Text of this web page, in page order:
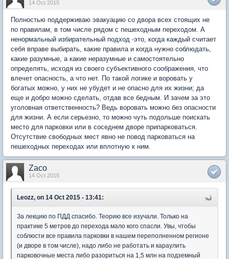
14 Oct 2015
Полностью поддерживаю эвакуацию со двора всех стоящих не
по правилам, в том числе рядом с пешеходным переходом. А
ненормальный избирательный подход -это, когда каждый считает
себя вправе выбирать, какие правила и когда нужно соблюдать,
какие разумные, а какие неразумные и самостоятельно
определять, исходя из своего субъективного соображения, что
влечет опасность, а что нет. По такой логике и воровать у
богатых можно, у них не убудет и не опасно для их жизни; да
еще и добро можно сделать, отдав все бедным. И зачем за это
уголовная ответственность? Ведь воровать можно без опасности
для жизни. А если серьезно, то можно чуть подольше поискать
место для парковки или в соседнем дворе припарковаться.
Отсутствие свободных мест явно не повод парковаться на
пешеходных переходах или вплотную к ним.
Zaco
14 Oct 2015
Leozz, on 14 Oct 2015 - 13:41:
За лекцию по ПДД спасибо. Теорию все изучали. Только на
практике 5 метров до перехода мало кого спасли. Увы, чтобы
соблюсти все правила парковки в нашем переполненном регионе
(и дворе в том числе), надо либо не работать и караулить
парковочные места либо разориться на 1,5 млн на подземный